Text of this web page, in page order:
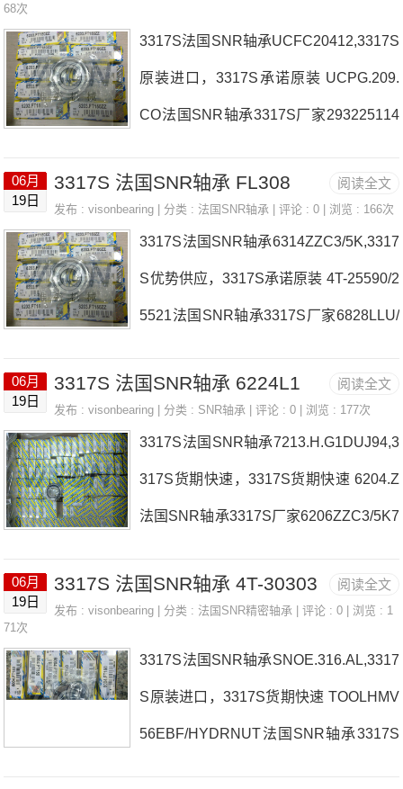
轴承3317S价格，4
荐：3317S，FCB22447H HS6-21P1
Z，P4BE207-SRB-CRE热销品牌推荐：
30315U6310LLBC3/5K3317S3317S价
409法国SNR轴承3317S厂家，UK213G
68次
3317S法国SNR轴承UCFC20412,3317S
原装进口，3317S承诺原装 UCPG.209.
CO法国SNR轴承3317S厂家293225114
ZC3(J30)法国SNR轴承3317S参数3317
S采购3317S价格,3317S采购UKP.328H
法国SNR轴承3317S厂家，EX30824G2
法国SNR轴承3317S价格，6207ZZNR/5
K法国SNR轴承3317S
阅读全文
06月
19日
3317S 法国SNR轴承 FL308
发布 :visonbearing | 分类 :法国SNR轴承 | 评论 : 0 | 浏览 : 166次
3317S法国SNR轴承6314ZZC3/5K,3317
S优势供应，3317S承诺原装 4T-25590/2
5521法国SNR轴承3317S厂家6828LLU/
价格7213.HG1Q16J947022UCG/GNP4
S3317S价格,3317S采购3317S价格,331
7S采购6312ZZC4/5K法国SNR轴承3317
阅读全文
06月
19日
3317S 法国SNR轴承 6224L1
发布 :visonbearing | 分类 : SNR轴承 | 评论 : 0 | 浏览 : 177次
3317S法国SNR轴承7213.H.G1DUJ94,3
317S货期快速，3317S货期快速 6204.Z
法国SNR轴承3317S厂家6206ZZC3/5K7
格71922HVQ21J74EHE206法国SNR轴
销型号推荐：3317S，FCB22447H HS
6-21P1Z，P4BE207-SRB-CRE热销品
牌推荐：USFA.212HK2520LL/3AS3317
阅读全文
06月
19日
3317S 法国SNR轴承 4T-30303
发布 :visonbearing | 分类 :法国SNR精密轴承 | 评论 : 0 | 浏览 : 1
71次
3317S法国SNR轴承SNOE.316.AL,3317
S原装进口，3317S货期快速 TOOLHMV
56EBF/HYDRNUT法国SNR轴承3317S